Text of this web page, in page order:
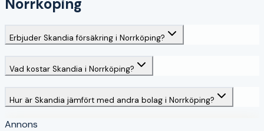
Norrköping
Erbjuder Skandia försäkring i Norrköping?
Vad kostar Skandia i Norrköping?
Hur är Skandia jämfört med andra bolag i Norrköping?
Annons